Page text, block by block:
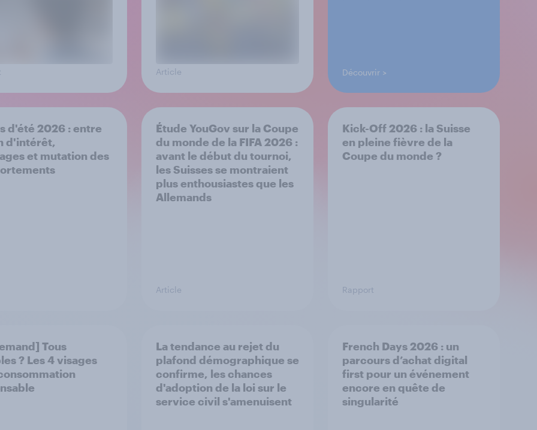
Article Découvrir
d'été 2026 : entre
d'intérêt,
et mutation des
Étude YouGov sur la Coupe
du monde de la FIFA 2026 :
avant le début du tournoi,
les Suisses se montraient
plus enthousiastes que les
Allemands
Article
Kick-Off 2026 : la Suisse
en pleine fièvre de la
Coupe du monde ?
Rapport
Tous
? Les 4 visages
La tendance au rejet du
plafond démographique se
confirme, les chances
d'adoption de la loi sur le
service civil s'amenuisent
French Days 2026 : un
parcours d’achat digital
first pour un événement
encore en quête de
singularité